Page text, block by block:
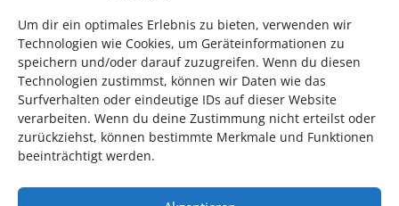
Um dir ein optimales Erlebnis zu bieten, verwenden wir
Technologien wie Cookies, um Geräteinformationen zu
speichern und/oder darauf zuzugreifen. Wenn du diesen
Technologien zustimmst, können wir Daten wie das
Surfverhalten oder eindeutige IDs auf dieser Website
verarbeiten. Wenn du deine Zustimmung nicht erteilst oder
zurückziehst, können bestimmte Merkmale und Funktionen
beeinträchtigt werden.
Vom 19. August bist zum 9. September habenKulturpass-
Inhaber*innen freien Eintrittzu den Vorstellungen – 30
Minuten vor Beginn des Films und solange der Vorrat reicht!
Weitere Details zum Festival finden SieHIER
DIGITAL KULTURPASS BEANTRAGEN